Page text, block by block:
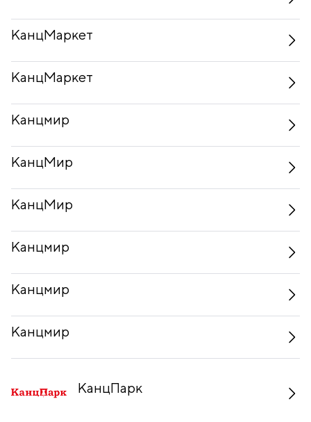
КанцМаркет
КанцМаркет
Канцмир
КанцМир
КанцМир
Канцмир
Канцмир
Канцмир
КанцПарк